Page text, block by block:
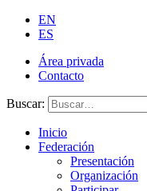
EN
ES
Área privada
Contacto
Buscar:
Inicio
Federación
Presentación
Organización